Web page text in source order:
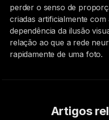
perder o senso de
criadas artificialmente
dependência da ilusão
relação ao que a rede
rapidamente de uma foto.
Artigos